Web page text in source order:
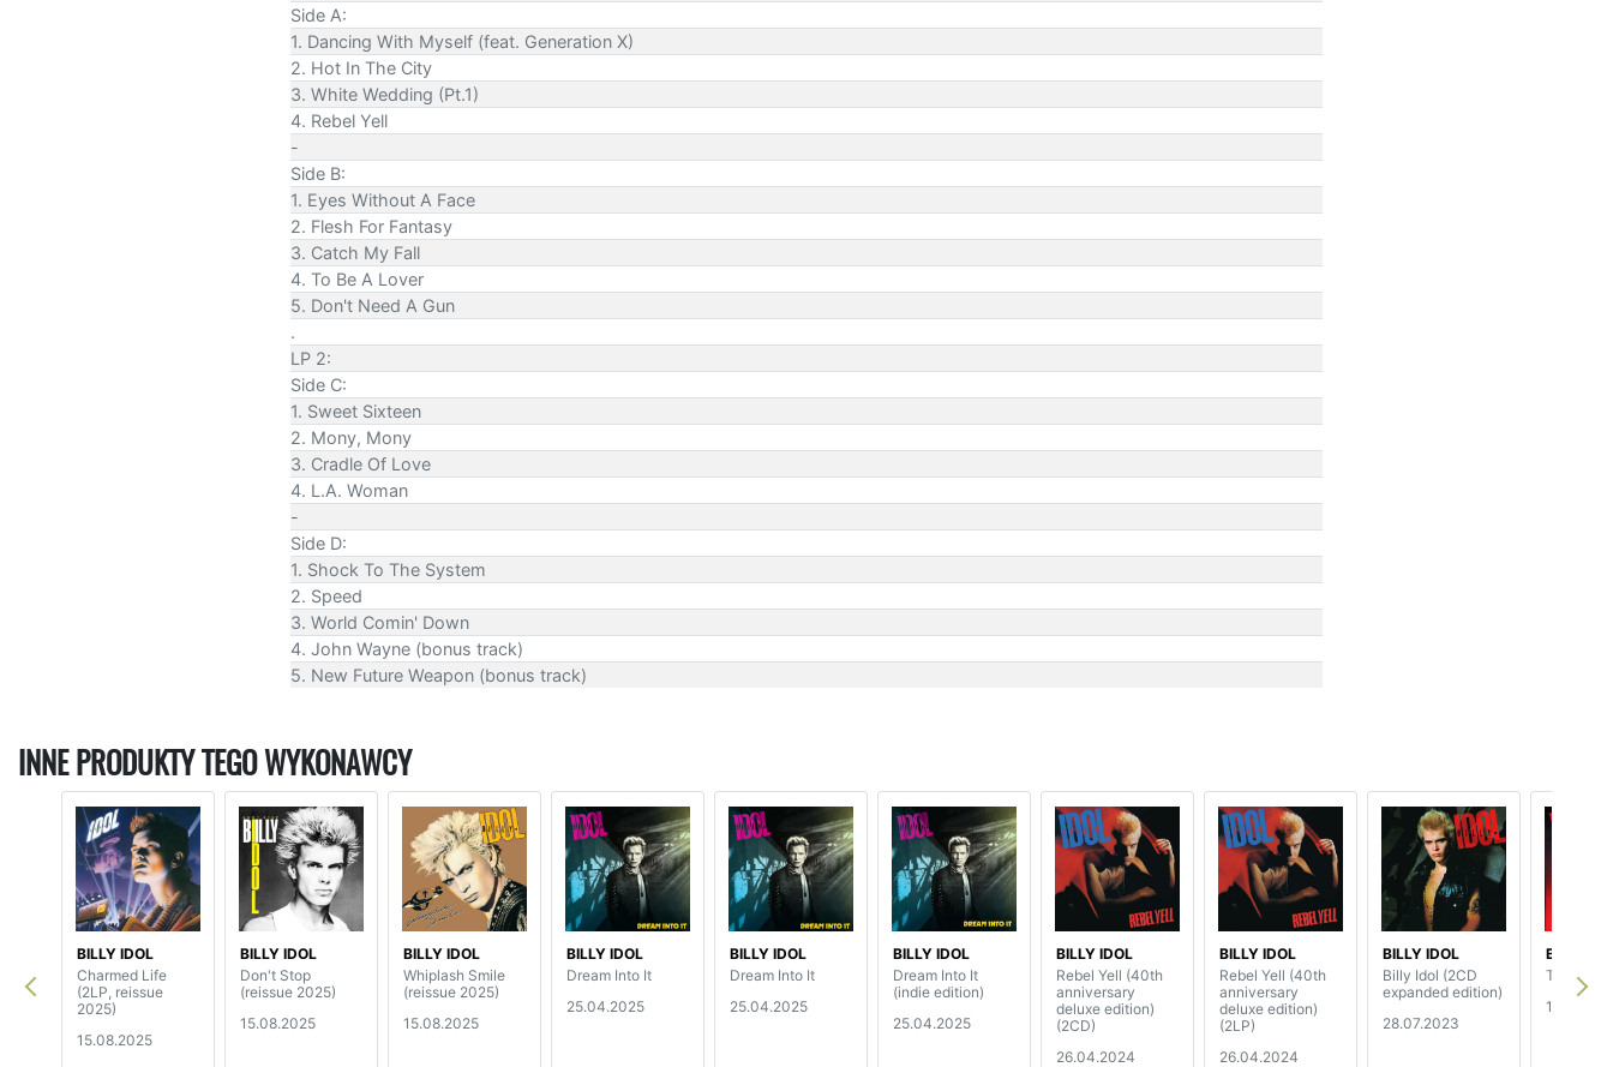
Side A:
1. Dancing With Myself (feat. Generation X)
2. Hot In The City
3. White Wedding (Pt.1)
4. Rebel Yell
-
Side B:
1. Eyes Without A Face
2. Flesh For Fantasy
3. Catch My Fall
4. To Be A Lover
5. Don't Need A Gun
.
LP 2:
Side C:
1. Sweet Sixteen
2. Mony, Mony
3. Cradle Of Love
4. L.A. Woman
-
Side D:
1. Shock To The System
2. Speed
3. World Comin' Down
4. John Wayne (bonus track)
5. New Future Weapon (bonus track)
INNE PRODUKTY TEGO WYKONAWCY
BILLY IDOL
Charmed Life
(2LP, reissue
2025)
15.08.2025
BILLY IDOL
Don't Stop
(reissue 2025)
15.08.2025
BILLY IDOL
Whiplash Smile
(reissue 2025)
15.08.2025
BILLY IDOL
Dream Into It
25.04.2025
BILLY IDOL
Dream Into It
25.04.2025
BILLY IDOL
Dream Into It
(indie edition)
25.04.2025
BILLY IDOL
Rebel Yell (40th
anniversary
deluxe edition)
(2CD)
26.04.2024
BILLY IDOL
Rebel Yell (40th
anniversary
deluxe edition)
(2LP)
26.04.2024
BILLY IDOL
Billy Idol (2CD
expanded edition)
28.07.2023
BILLY
The Cage
11.11.2022